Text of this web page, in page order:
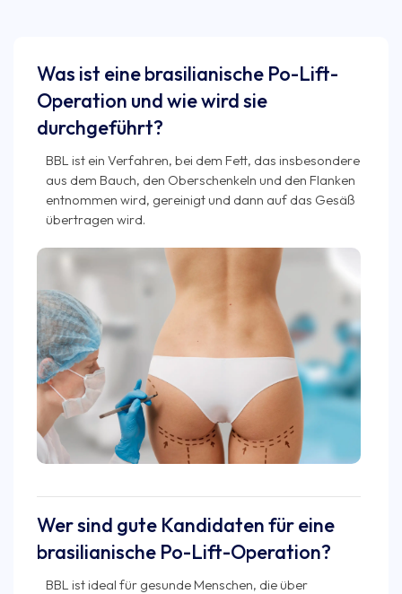
Was ist eine brasilianische Po-Lift-
Operation und wie wird sie
durchgeführt?
BBL ist ein Verfahren, bei dem Fett, das insbesondere
aus dem Bauch, den Oberschenkeln und den Flanken
entnommen wird, gereinigt und dann auf das Gesäß
übertragen wird.
Wer sind gute Kandidaten für eine
brasilianische Po-Lift-Operation?
BBL ist ideal für gesunde Menschen, die über